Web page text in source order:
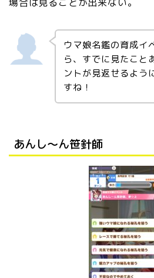
場合は見ることが出来ない。
ウマ娘名鑑の育成イ
ら、すでに見たこと
ントが見返せるよう
すね！
あんし～ん笹針師